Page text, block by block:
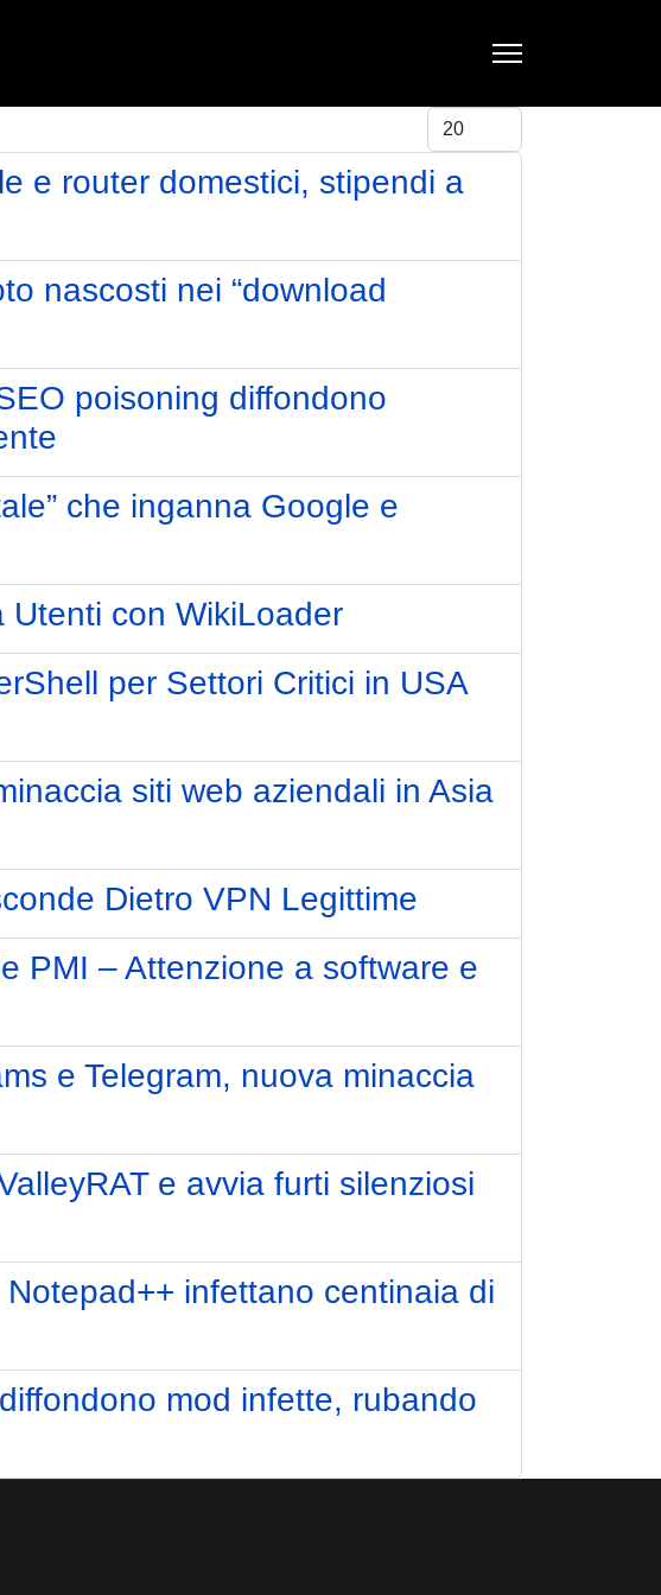
Visualizza #
e router domestici, stipendi a
nascosti nei “download
poisoning diffondono
che inganna Google e
con WikiLoader
per Settori Critici in USA
siti web aziendali in Asia
Dietro VPN Legittime
PMI – Attenzione a software e
e Telegram, nuova minaccia
e avvia furti silenziosi
infettano centinaia di
mod infette, rubando